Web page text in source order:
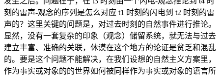
刻的雷声-观念的序列是怎么对应 t1 时刻的闪电到 t2 时刻的雷
声的？这里关键的问题是，对过去时刻的自然事件进行推论。
显然，没有一套复杂的印象（观念）储留系统，就无法与过去
建立丰富、准确的关联，休谟在这个地方的论证是贫乏和混乱
的。要是这个问题不能解决，在我们设想的自然主义方案里，
作为事实或对象的的世界如何被同样作为事实或对象的语言所